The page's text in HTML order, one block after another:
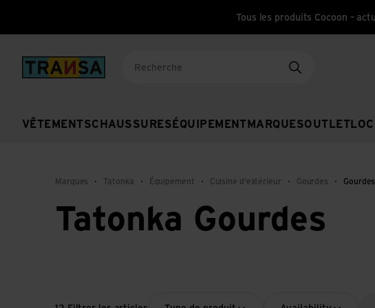
Tous les produits Cocoon –
Back to home
VÊTEMENTSCHAUSSURES ÉQUIPEMENT MARQUESOUTLET
Marques Tatonka Équipement Cuisine d'extérieur Gourdes Gourdes
Tatonka Gourdes